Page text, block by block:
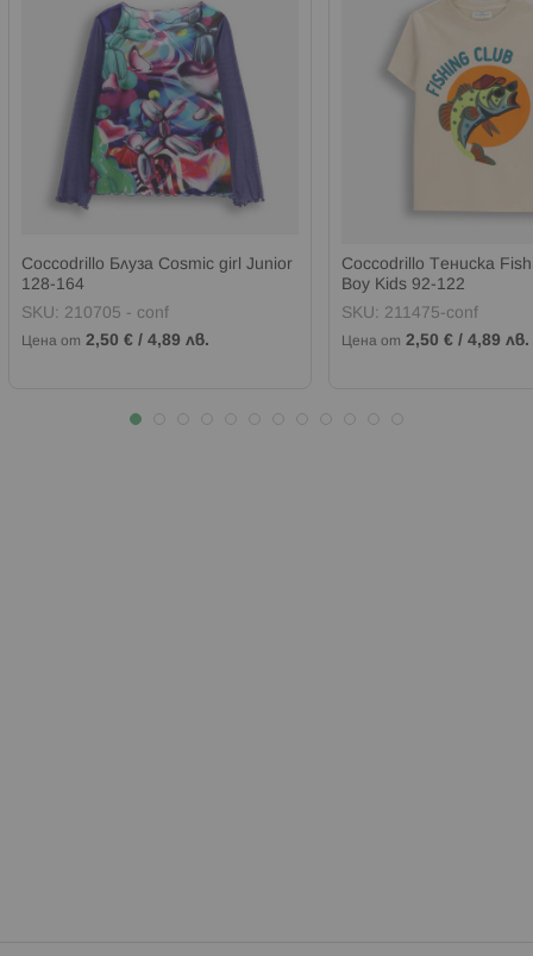
Coccodrillo Блуза Cosmic girl Junior
128-164
SKU: 210705 - conf
Цена от 2,50 € / 4,89 лв.
Coccodrillo Тениска
Boy Kids 92-122
SKU: 211475-conf
Цена от 2,50 € / 4,89 лв.